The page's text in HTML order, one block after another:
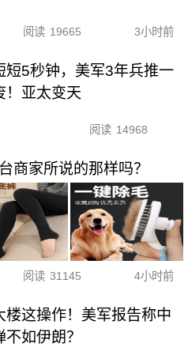
阅读 19665 3小时前
短5秒钟，美军3年兵推一
！亚太变天
阅读 14968
商家所说的那样吗？
阅读 31145 4小时前
楼这操作！美军报告称中
不如伊朗？